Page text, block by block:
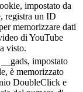
impostato da
registra un ID
memorizzare dati
di YouTube
visto.
impostato
è memorizzato
DoubleClick e